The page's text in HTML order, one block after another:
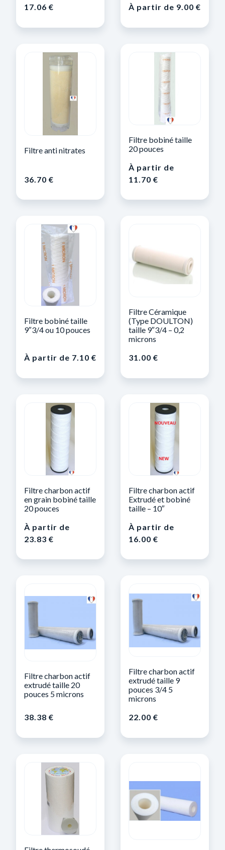
17.06 €
À partir de 9.00 €
Filtre anti nitrates
36.70 €
Filtre bobiné taille
20 pouces
À partir de
11.70 €
Filtre bobiné taille
9″3/4 ou 10 pouces
À partir de 7.10 €
Filtre Céramique
(Type DOULTON)
taille 9″3/4 – 0,2
microns
31.00 €
Filtre charbon actif
en grain bobiné taille
20 pouces
À partir de
23.83 €
Filtre charbon actif
Extrudé et bobiné
taille – 10″
À partir de
16.00 €
Filtre charbon actif
extrudé taille 20
pouces 5 microns
38.38 €
Filtre charbon actif
extrudé taille 9
pouces 3/4 5
microns
22.00 €